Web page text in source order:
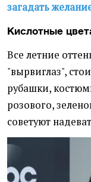
загадать
Кислотные
Все летние
"вырвиглаз",
рубашки,
розового,
советуют